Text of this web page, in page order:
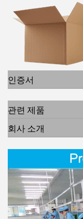
인증서
관련 제품
회사 소개